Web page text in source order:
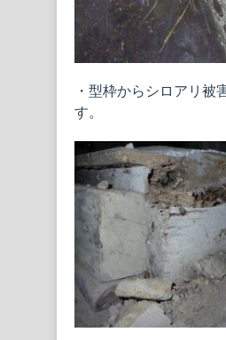
・型枠からシロアリ被
す。